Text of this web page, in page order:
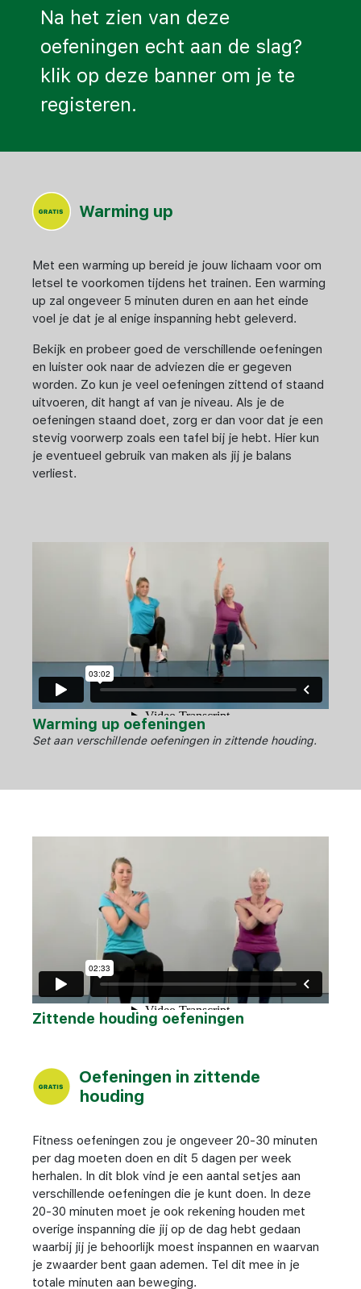
Na het zien van deze
oefeningen echt aan de slag?
klik op deze banner om je te
registeren.
Warming up
Met een warming up bereid je jouw lichaam voor om
letsel te voorkomen tijdens het trainen. Een warming
up zal ongeveer 5 minuten duren en aan het einde
voel je dat je al enige inspanning hebt geleverd.
Bekijk en probeer goed de verschillende oefeningen
en luister ook naar de adviezen die er gegeven
worden. Zo kun je veel oefeningen zittend of staand
uitvoeren, dit hangt af van je niveau. Als je de
oefeningen staand doet, zorg er dan voor dat je een
stevig voorwerp zoals een tafel bij je hebt. Hier kun
je eventueel gebruik van maken als jij je balans
verliest.
Warming up oefeningen
Set aan verschillende oefeningen in zittende houding.
Zittende houding oefeningen
Oefeningen in zittende
houding
Fitness oefeningen zou je ongeveer 20-30 minuten
per dag moeten doen en dit 5 dagen per week
herhalen. In dit blok vind je een aantal setjes aan
verschillende oefeningen die je kunt doen. In deze
20-30 minuten moet je ook rekening houden met
overige inspanning die jij op de dag hebt gedaan
waarbij jij je behoorlijk moest inspannen en waarvan
je zwaarder bent gaan ademen. Tel dit mee in je
totale minuten aan beweging.